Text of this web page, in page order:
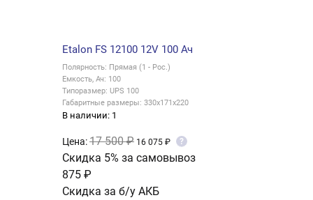
Etalon FS 12100 12V 100 Ач
Полярность: Прямая (1 - Рос.)
Емкость, Ач: 100
Типоразмер: UPS 100
Габаритные размеры: 330x171x220
В наличии: 1
Цена:17 500 ₽ 16 075 ₽ ?
Скидка 5% за самовывоз
875 ₽
Скидка за б/у АКБ